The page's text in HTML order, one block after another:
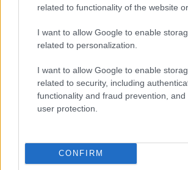
related to functionality of the website
I want to allow Google to enable
related to personalization.
I want to allow Google to enable
related to security, including
functionality and fraud prevention, and
user protection.
CONFIRM
Álláspontját a Holland Nagydíj
támasztotta alá. "Alex Albon
körülötte lévők kicsúsznak. Teljesen